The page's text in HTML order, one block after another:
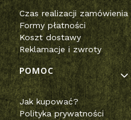
Czas realizacji zamówienia
Formy płatności
Koszt dostawy
Reklamacje i zwroty
POMOC
Jak kupować?
Polityka prywatności